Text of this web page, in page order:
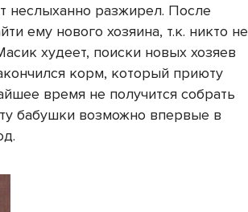
неслыханно разжирел. После
ему нового хозяина, т.к. никто не
худеет, поиски новых хозяев
корм, который приюту
время не получится собрать
бабушки возможно впервые в